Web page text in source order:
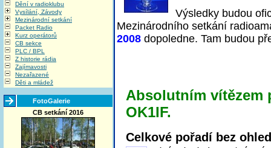
Dění v radioklubu
Vysílání, Závody
Mezinárodní setkání
Packet Radio
Kurz operátorů
CB sekce
PLC / BPL
Z historie rádia
Zajímavosti
Nezařazené
Děti a mládež
FotoGalerie
CB setkání 2016
Výsledky budou
Mezinárodního setkání
2008 dopoledne. Tam budou
Absolutním vítězem
OK1IF.
Celkové pořadí bez